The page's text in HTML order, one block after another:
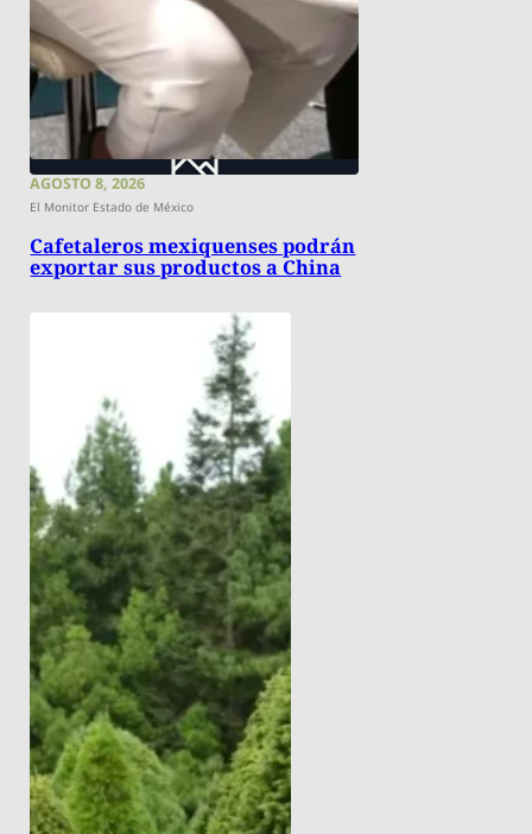
AGOSTO 8, 2026
El Monitor Estado de México
Cafetaleros mexiquenses podrán
exportar sus productos a China